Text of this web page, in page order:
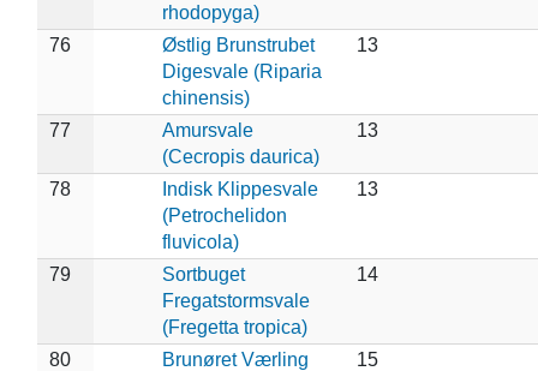
rhodopyga)
76
Østlig Brunstrubet
Digesvale (Riparia
chinensis)
13
77
Amursvale
(Cecropis daurica)
13
78
Indisk Klippesvale
(Petrochelidon
fluvicola)
13
79
Sortbuget
Fregatstormsvale
(Fregetta tropica)
14
80
Brunøret Værling
15